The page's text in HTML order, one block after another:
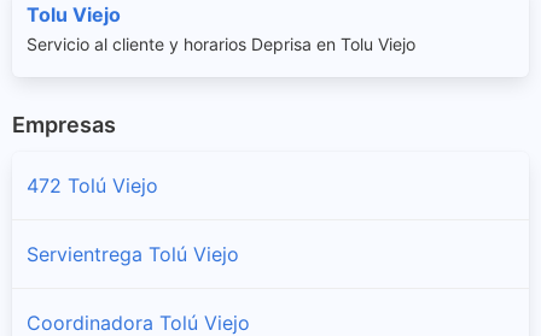
Tolu Viejo
Servicio al cliente y horarios Deprisa en Tolu Viejo
Empresas
472 Tolú Viejo
Servientrega Tolú Viejo
Coordinadora Tolú Viejo